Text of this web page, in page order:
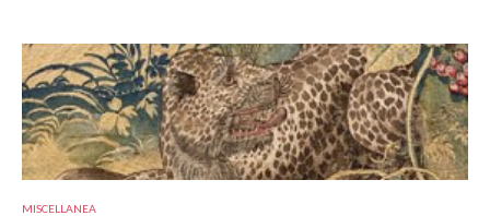
MISCELLANEA